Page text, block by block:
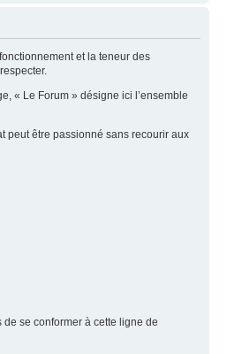
et la teneur des
« Le Forum » désigne ici l’ensemble
peut être passionné sans recourir aux
se conformer à cette ligne de